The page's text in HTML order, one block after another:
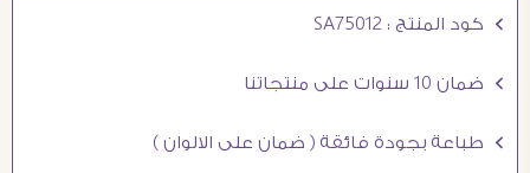
Ö كود المنتج : SA75012
Ö ضمان 10 سنوات على منتجاتنا
Ö طباعة بجودة فائقة ( ضمان على الالوان )